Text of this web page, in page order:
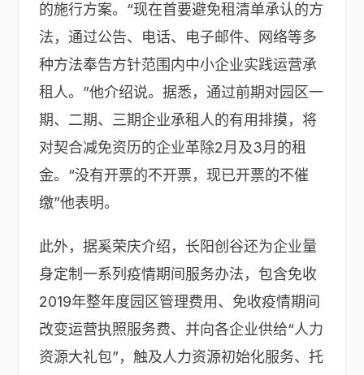
的施行方案。“现在首要避免租清单承认的方
法，通过公告、电话、电子邮件、网络等多
种方法奉告方针范围内中小企业实践运营承
租人。”他介绍说。据悉，通过前期对园区一
期、二期、三期企业承租人的有用排摸，将
对契合减免资历的企业革除2月及3月的租
金。“没有开票的不开票，现已开票的不催
缴”他表明。
此外，据奚荣庆介绍，长阳创谷还为企业量
身定制一系列疫情期间服务办法，包含免收
2019年整年度园区管理费用、免收疫情期间
改变运营执照服务费、并向各企业供给“人力
资源大礼包”，触及人力资源初始化服务、托